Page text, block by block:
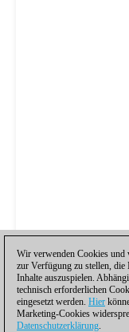
Wir verwenden Cookies und
zur Verfügung zu stellen, die
Inhalte auszuspielen.
technisch erforderlichen
eingesetzt werden. Hier
Marketing-Cookies
Datenschutzerklärung.